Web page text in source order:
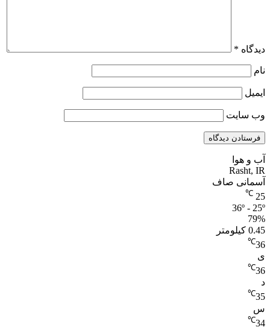
دیدگاه *
نام
ایمیل
وب‌ سایت
آب و هوا
Rasht, IR
آسمانی صاف
25
℃
36º - 25º
79%
0.45 کیلومتر
36
℃
ی
36
℃
د
35
℃
س
34
℃